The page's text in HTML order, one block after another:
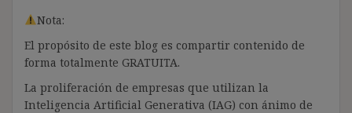
Nota:
El propósito de este blog es compartir contenido de
forma totalmente GRATUITA.
La proliferación de empresas que utilizan la
Inteligencia Artificial Generativa (IAG) con ánimo de